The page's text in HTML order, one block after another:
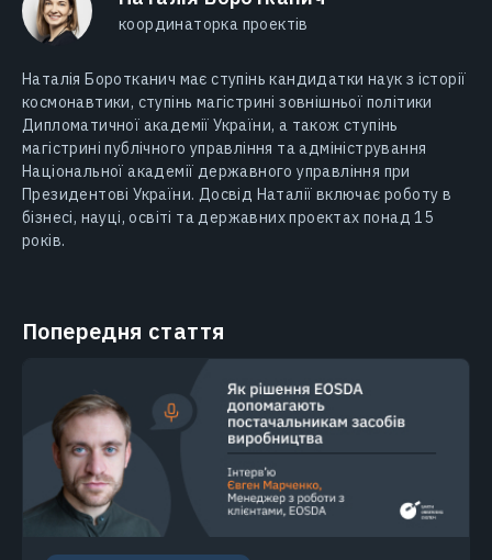
координаторка проектів
Наталія Боротканич має ступінь кандидатки наук з історії
космонавтики, ступінь магістрині зовнішньої політики
Дипломатичної академії України, а також ступінь
магістрині публічного управління та адміністрування
Національної академії державного управління при
Президентові України. Досвід Наталії включає роботу в
бізнесі, науці, освіті та державних проектах понад 15
років.
Попередня стаття